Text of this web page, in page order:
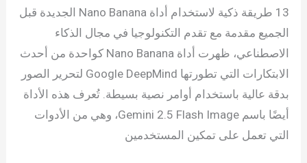
13 طريقة ذكية لاستخدام أداة Nano Banana الجديدة قبل
الجميع مقدمة مع تقدم التكنولوجيا في مجال الذكاء
الاصطناعي، ظهرت أداة Nano Banana كواحدة من أحدث
الابتكارات التي تطورتها Google DeepMind لتحرير الصور
بدقة عالية باستخدام أوامر نصية بسيطة. تُعرف هذه الأداة
أيضًا باسم Gemini 2.5 Flash Image، وهي من الأدوات
التي تعمل على تمكين المستخدمين
الاصطناعي